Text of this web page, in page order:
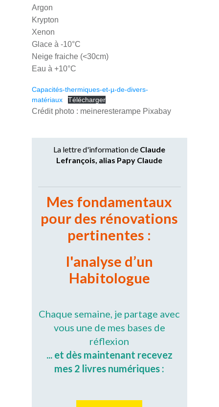
Argon
Krypton
Xenon
Glace à -10°C
Neige fraiche (<30cm)
Eau à +10°C
Capacités-thermiques-et-µ-de-divers-
matériaux
Télécharger
Crédit photo : meineresterampe Pixabay
La lettre d'information de Claude
Lefrançois, alias Papy Claude
Mes fondamentaux
pour des rénovations
pertinentes :
l'analyse d’un
Habitologue
Chaque semaine, je partage avec
vous une de mes bases de
réflexion
... et dès maintenant recevez
mes 2 livres numériques :